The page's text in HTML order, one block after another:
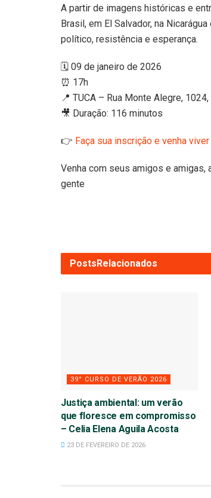
A partir de imagens históricas e
Brasil, em El Salvador, na
político, resistência e esperança.
🗓 09 de janeiro de 2026
⏰ 17h
📍 TUCA – Rua Monte Alegre,
🎥 Duração: 116 minutos
👉 Faça sua inscrição e venha
Venha com seus amigos e amigas,
gente
PostsRelacionados
39° CURSO DE VERÃO 2026
Justiça ambiental: um verão
que floresce em compromisso
– Celia Elena Aguila Acosta
23 DE FEVEREIRO DE 2026